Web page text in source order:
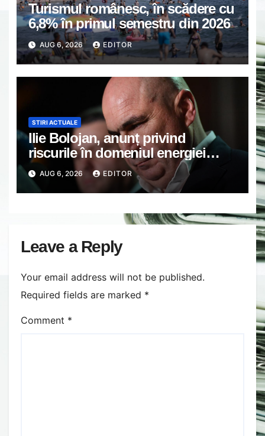
Turismul românesc, în scădere cu
6,8% în primul semestru din 2026
AUG 6, 2026 EDITOR
STIRI ACTUALE
Ilie Bolojan, anunț privind
riscurile în domeniul energiei
electrice. Ce a decis Guvernul
AUG 6, 2026 EDITOR
Leave a Reply
Your email address will not be published.
Required fields are marked *
Comment *